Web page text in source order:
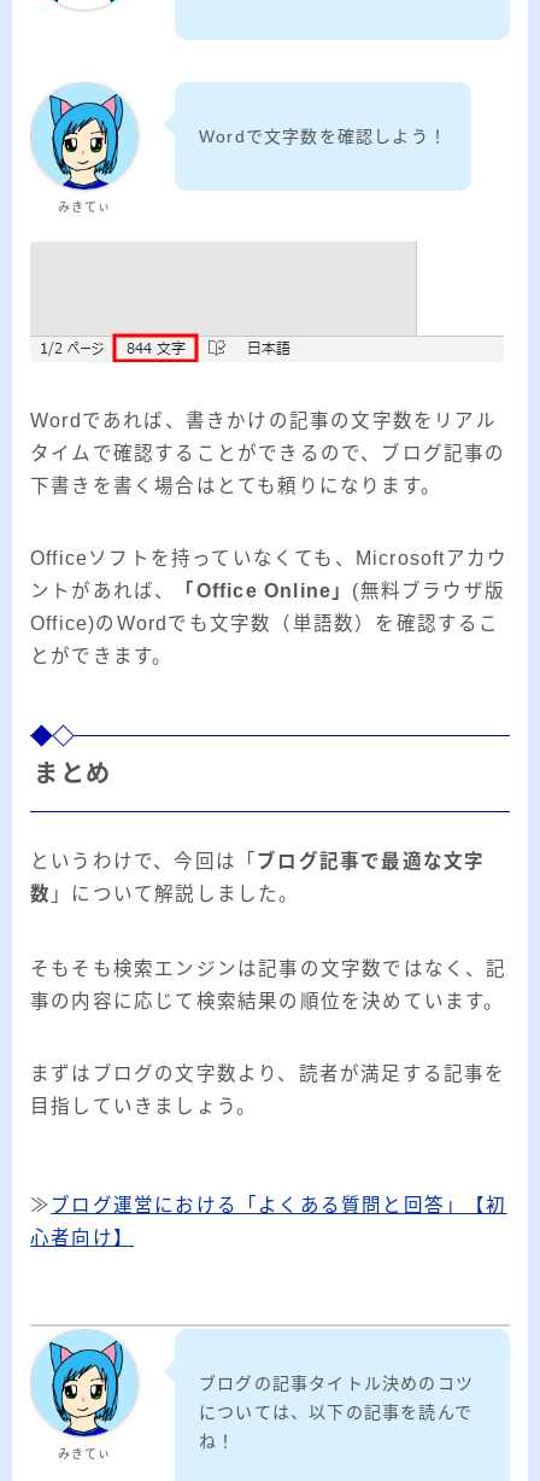
みきてぃ
Wordで文字数を確認しよう！
Wordであれば、書きかけの記事の文字数をリアル
タイムで確認することができるので、ブログ記事の
下書きを書く場合はとても頼りになります。
Officeソフトを持っていなくても、Microsoftアカウ
ントがあれば、
「Office Online」 (無料ブラウザ版
Office)のWordでも文字数（単語数）を確認するこ
とができます。
まとめ
というわけで、今回は「 ブログ記事で最適な文字
数 」について解説しました。
そもそも検索エンジンは記事の文字数ではなく、記
事の内容に応じて検索結果の順位を決めています。
まずはブログの文字数より、読者が満足する記事を
目指していきましょう。
≫ ブログ運営における「よくある質問と回答」【初
心者向け】
みきてぃ
ブログの記事タイトル決めのコツ
については、以下の記事を読んで
ね！